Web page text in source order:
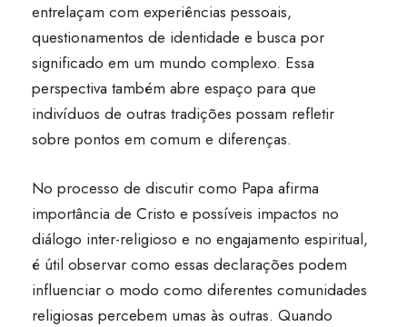
entrelaçam com experiências pessoais,
questionamentos de identidade e busca por
significado em um mundo complexo. Essa
perspectiva também abre espaço para que
indivíduos de outras tradições possam refletir
sobre pontos em comum e diferenças.
No processo de discutir como Papa afirma
importância de Cristo e possíveis impactos no
diálogo inter-religioso e no engajamento espiritual,
é útil observar como essas declarações podem
influenciar o modo como diferentes comunidades
religiosas percebem umas às outras. Quando